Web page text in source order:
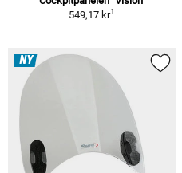
549,17 kr1
NY